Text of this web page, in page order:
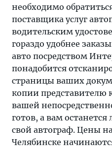
необходимо
поставщика услуг
водительским
гораздо удобнее
авто посредством
понадобится
страницы ваших
копии
вашей
готов, а вам
свой автограф. Цены
Челябинске